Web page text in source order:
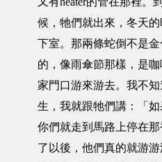
候，牠們就出來，冬天
下室。那兩條蛇倒不是
的，像雨傘節那樣，是
家門口游來游去。我不
生，我就跟牠們講：「如
你們就走到馬路上停在
了以後，他們真的就游